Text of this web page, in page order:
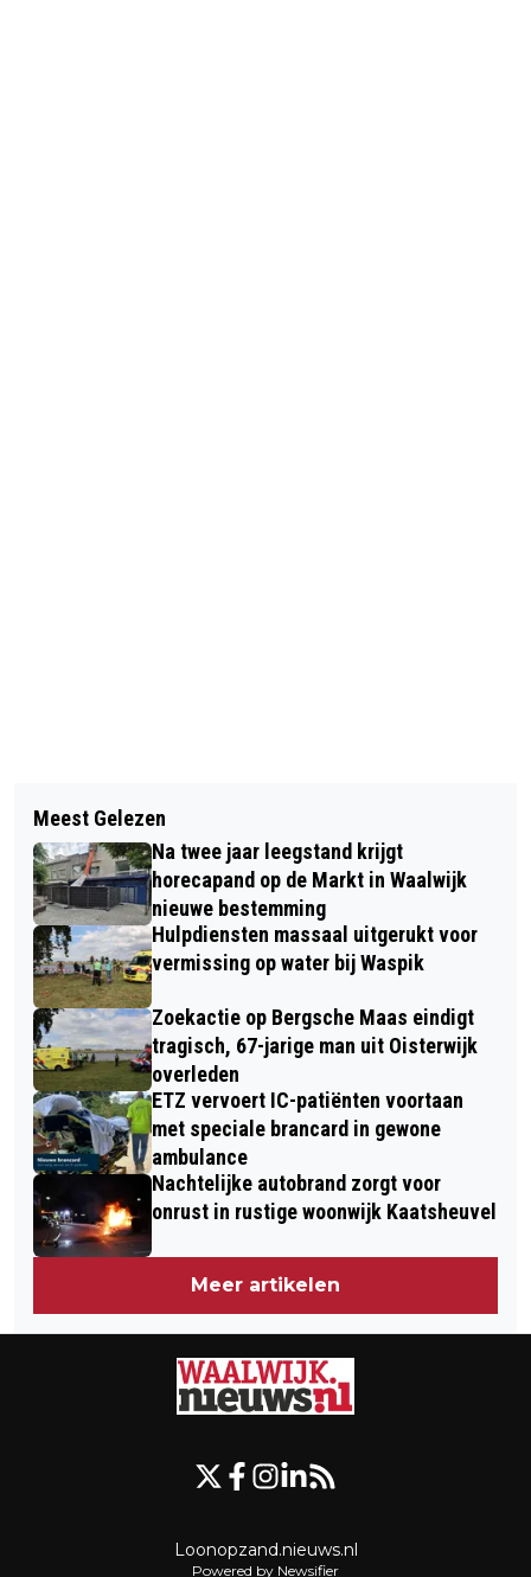
OPROEP AAN GEMEENTE WAALWIJK:
MAAK DIERENZORG OOK BEREIKBAAR
VOOR MINIMA
WIE HEEFT IETS GEZIEN? TWEE
SCOOTERS GESTOLEN UIT VOORTUIN
IN WAALWIJK
Meest Gelezen
Na twee jaar leegstand krijgt
horecapand op de Markt in Waalwijk
nieuwe bestemming
Hulpdiensten massaal uitgerukt voor
vermissing op water bij Waspik
Zoekactie op Bergsche Maas eindigt
tragisch, 67-jarige man uit Oisterwijk
overleden
ETZ vervoert IC-patiënten voortaan
met speciale brancard in gewone
ambulance
Nachtelijke autobrand zorgt voor
onrust in rustige woonwijk Kaatsheuvel
Meer artikelen
Loonopzand.nieuws.nl
Powered by Newsifier